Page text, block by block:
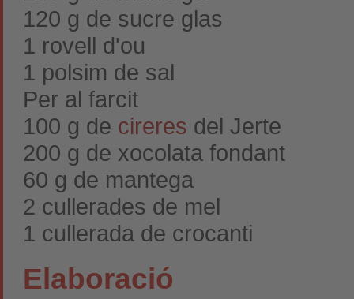
120 g de sucre glas
1 rovell d'ou
1 polsim de sal
Per al farcit
100 g de cireres del Jerte
200 g de xocolata fondant
60 g de mantega
2 cullerades de mel
1 cullerada de crocanti
Elaboració